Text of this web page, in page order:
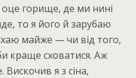
оце горище, де ми нині
то я його й зарубаю
майже — чи від того,
краще сховатися. Аж
Вискочив я з сіна,